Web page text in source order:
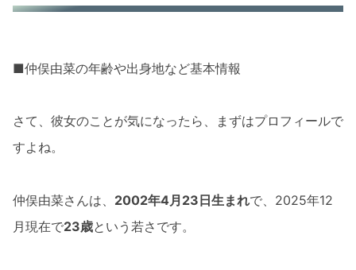
■仲俣由菜の年齢や出身地など基本情報
さて、彼女のことが気になったら、まずはプロフィールで
すよね。
仲俣由菜さんは、 2002年4月23日生まれで、2025年12
月現在で23歳という若さです。